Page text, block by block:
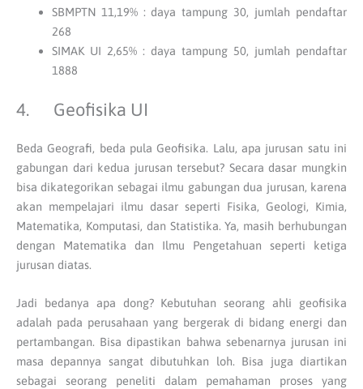
SBMPTN 11,19% : daya tampung 30, jumlah pendaftar
268
SIMAK UI 2,65% : daya tampung 50, jumlah pendaftar
1888
4. Geofisika UI
Beda Geografi, beda pula Geofisika. Lalu, apa jurusan satu ini
gabungan dari kedua jurusan tersebut? Secara dasar mungkin
bisa dikategorikan sebagai ilmu gabungan dua jurusan, karena
akan mempelajari ilmu dasar seperti Fisika, Geologi, Kimia,
Matematika, Komputasi, dan Statistika. Ya, masih berhubungan
dengan Matematika dan Ilmu Pengetahuan seperti ketiga
jurusan diatas.
Jadi bedanya apa dong? Kebutuhan seorang ahli geofisika
adalah pada perusahaan yang bergerak di bidang energi dan
pertambangan. Bisa dipastikan bahwa sebenarnya jurusan ini
masa depannya sangat dibutuhkan loh. Bisa juga diartikan
sebagai seorang peneliti dalam pemahaman proses yang